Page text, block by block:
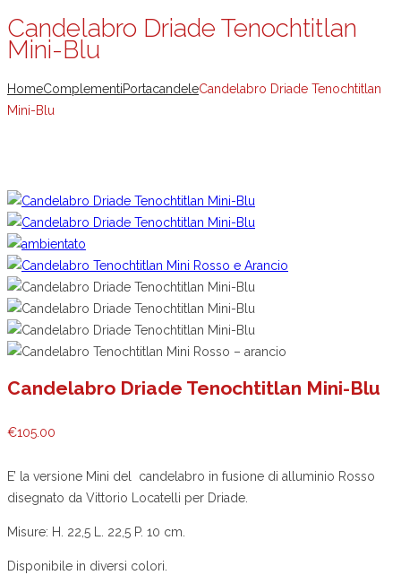
Candelabro Driade Tenochtitlan
Mini-Blu
HomeComplementiPortacandeleCandelabro Driade Tenochtitlan
Mini-Blu
Candelabro Driade Tenochtitlan Mini-Blu
€105.00
E’ la versione Mini del candelabro in fusione di alluminio Rosso
disegnato da Vittorio Locatelli per Driade.
Misure: H. 22,5 L. 22,5 P. 10 cm.
Disponibile in diversi colori.